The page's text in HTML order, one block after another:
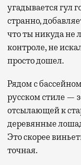
угадывается гул
странно,
что ты никуда не
контроле, не
просто дошел.
Рядом с
русском стиле —
отсылающей к
деревянные
Это скорее
точная.